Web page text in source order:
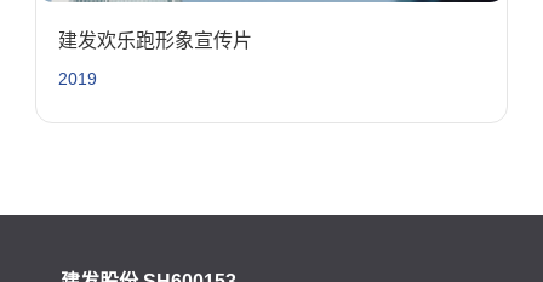
建发欢乐跑形象宣传片
2019